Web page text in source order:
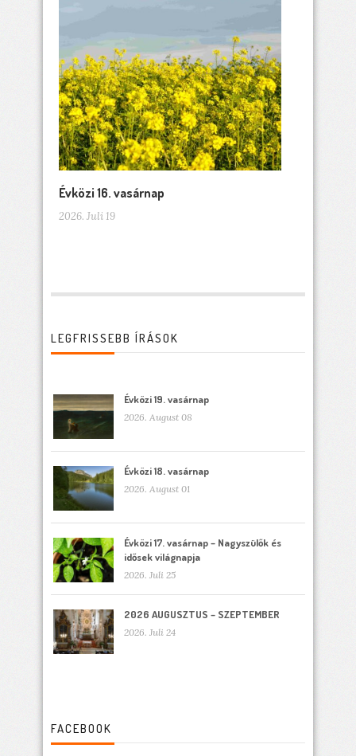
Évközi 16. vasárnap
2026. Juli 19
LEGFRISSEBB ÍRÁSOK
Évközi 19. vasárnap
2026. August 08
Évközi 18. vasárnap
2026. August 01
Évközi 17. vasárnap – Nagyszülők és
idősek világnapja
2026. Juli 25
2026 AUGUSZTUS – SZEPTEMBER
2026. Juli 24
FACEBOOK